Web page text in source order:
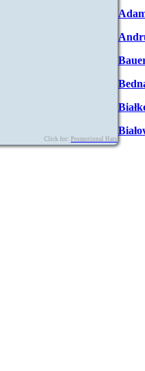
Click for: Promotional Hats